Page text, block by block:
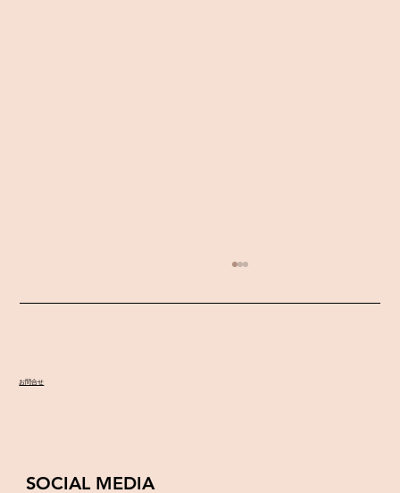
お問合せ
SOCIAL MEDIA